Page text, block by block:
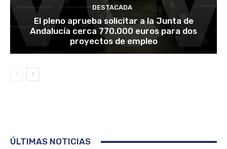
DESTACADA
El pleno aprueba solicitar a la Junta de
Andalucía cerca 770.000 euros para dos
proyectos de empleo
ÚLTIMAS NOTICIAS